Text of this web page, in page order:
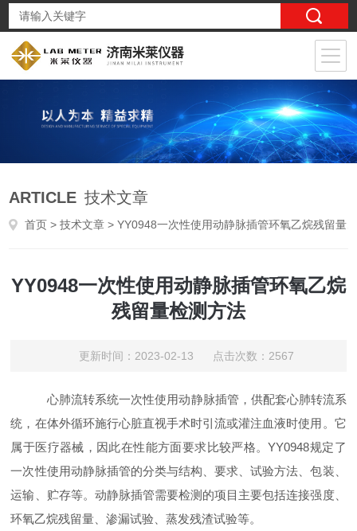
ARTICLE 技术文章
首页 >技术文章 > YY0948一次性使用动静脉插管环氧乙烷残留量检测方法
YY0948一次性使用动静脉插管环氧乙烷
残留量检测方法
更新时间：2023-02-13 点击次数：2567
心肺流转系统一次性使用动静脉插管，供配套心肺转流系
统，在体外循环施行心脏直视手术时引流或灌注血液时使用。它
属于医疗器械，因此在性能方面要求比较严格。YY0948规定了
一次性使用动静脉插管的分类与结构、要求、试验方法、包装、
运输、贮存等。动静脉插管需要检测的项目主要包括连接强度、
环氧乙烷残留量、渗漏试验、蒸发残渣试验等。